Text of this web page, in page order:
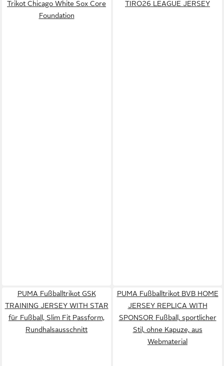
Trikot Chicago White Sox Core
Foundation
TIRO26 LEAGUE JERSEY
PUMA Fußballtrikot GSK
TRAINING JERSEY WITH STAR
für Fußball, Slim Fit Passform,
Rundhalsausschnitt
PUMA Fußballtrikot BVB HOME
JERSEY REPLICA WITH
SPONSOR Fußball, sportlicher
Stil, ohne Kapuze, aus
Webmaterial